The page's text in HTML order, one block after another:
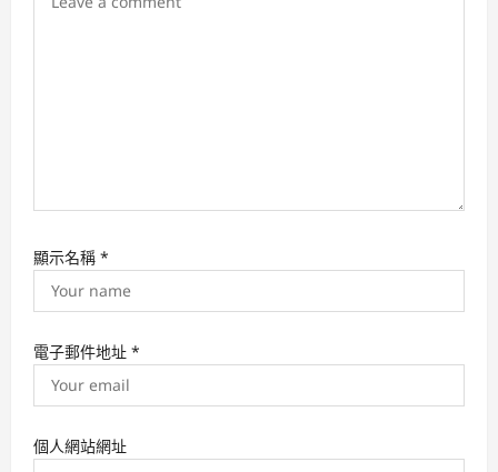
顯示名稱 *
電子郵件地址 *
個人網站網址